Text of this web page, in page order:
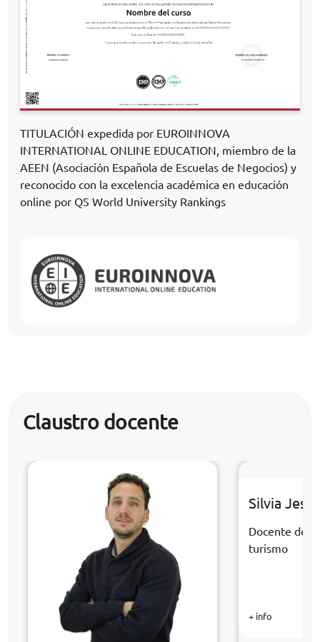
TITULACIÓN expedida por EUROINNOVA
INTERNATIONAL ONLINE EDUCATION, miembro de la
AEEN (Asociación Española de Escuelas de Negocios) y
reconocido con la excelencia académica en educación
online por QS World University Rankings
Claustro docente
Silvia
Docente de
turismo
+ info